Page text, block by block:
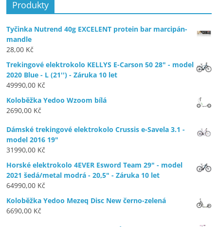
Produkty
Tyčinka Nutrend 40g EXCELENT protein bar marcipán-
mandle
28,00 Kč
Trekingové elektrokolo KELLYS E-Carson 50 28" - model
2020 Blue - L (21'') - Záruka 10 let
49990,00 Kč
Koloběžka Yedoo Wzoom bílá
2690,00 Kč
Dámské trekingové elektrokolo Crussis e-Savela 3.1 -
model 2016 19"
31990,00 Kč
Horské elektrokolo 4EVER Esword Team 29" - model
2021 šedá/metal modrá - 20,5" - Záruka 10 let
64990,00 Kč
Koloběžka Yedoo Mezeq Disc New černo-zelená
6690,00 Kč